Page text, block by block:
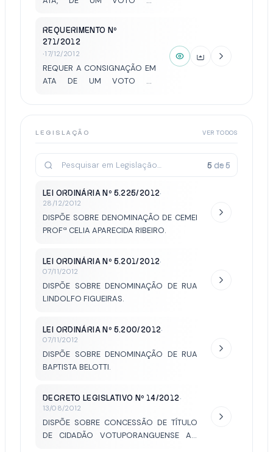
VALDECIR LACERDA , PELA SUA
BELA CONTRIBUIÇÃO PARA O
MUNICÍPIO AO FAZER
DIVERSAS HOMENAGENS A
CIDADE DE VOTUPORANGA.
REQUERIMENTO Nº
271/2012
·17/12/2012
REQUER A CONSIGNAÇÃO EM
ATA DE UM VOTO DE
COMPETÊNCIA FRENTE AOS
GESTÃO 2009/2012.
LEGISLAÇÃO VER TODOS
5 de5
LEI ORDINÁRIA Nº 5.225/2012·
28/12/2012
DISPÕE SOBRE DENOMINAÇÃO DE CEMEI
PROFª CELIA APARECIDA RIBEIRO.
LEI ORDINÁRIA Nº 5.201/2012·
07/11/2012
DISPÕE SOBRE DENOMINAÇÃO DE RUA
LINDOLFO FIGUEIRAS.
LEI ORDINÁRIA Nº 5.200/2012·
07/11/2012
DISPÕE SOBRE DENOMINAÇÃO DE RUA
BAPTISTA BELOTTI.
DECRETO LEGISLATIVO Nº 14/2012·
13/08/2012
DISPÕE SOBRE CONCESSÃO DE TÍTULO
DE CIDADÃO VOTUPORANGUENSE AO